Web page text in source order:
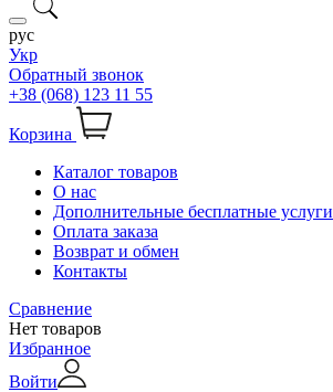
рус
Укр
Обратный звонок
+38 (068) 123 11 55
Корзина
Каталог товаров
О нас
Дополнительные бесплатные услуги
Оплата заказа
Возврат и обмен
Контакты
Сравнение
Нет товаров
Избранное
Войти